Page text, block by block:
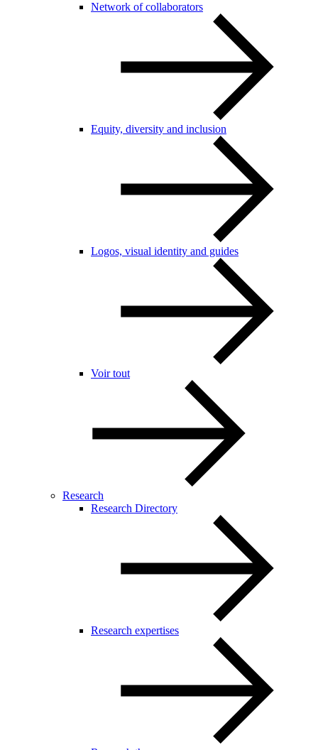
Network of collaborators
Equity, diversity and inclusion
Logos, visual identity and guides
Voir tout
Research
Research Directory
Research expertises